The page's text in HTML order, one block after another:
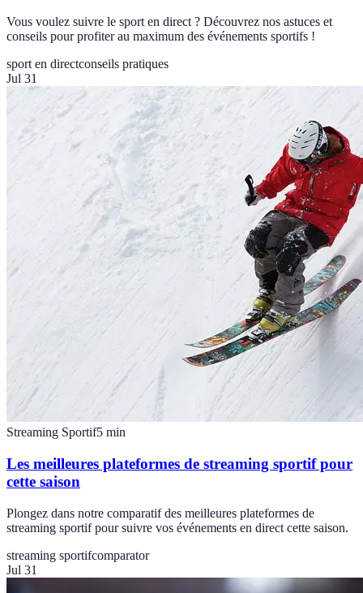
Vous voulez suivre le sport en direct ? Découvrez nos astuces et
conseils pour profiter au maximum des événements sportifs !
sport en directconseils pratiques
Jul 31
Streaming Sportif5 min
Les meilleures plateformes de streaming sportif pour
cette saison
Plongez dans notre comparatif des meilleures plateformes de
streaming sportif pour suivre vos événements en direct cette saison.
streaming sportifcomparator
Jul 31